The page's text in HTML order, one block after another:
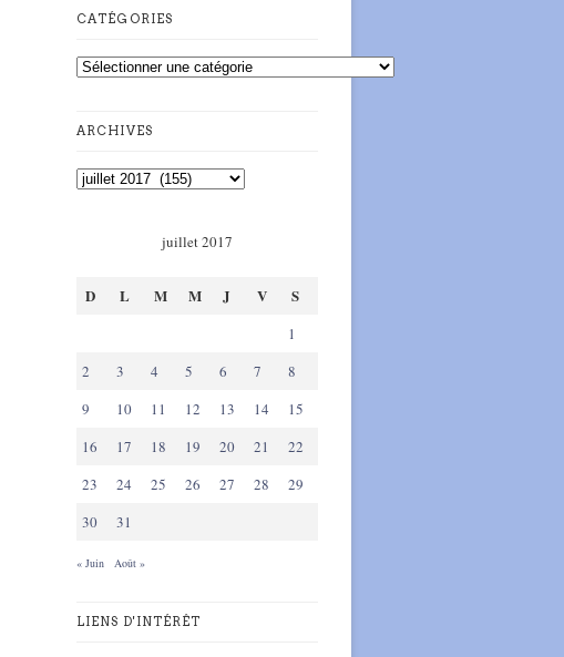
CATÉGORIES
ARCHIVES
juillet 2017
D L M M J V S
1
2
3 4 5 6 7
8
9
10 11 12 13 14
15
16
17 18 19 20 21
22
23
24 25 26 27 28
29
30
31
« Juin Août »
LIENS D'INTÉRÊT